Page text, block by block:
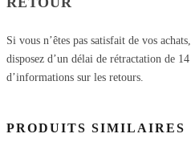
Si vous n’êtes pas satisfait de vos
disposez d’un délai de rétractation de
d’informations sur les retours.
PRODUITS SIMILAIRES